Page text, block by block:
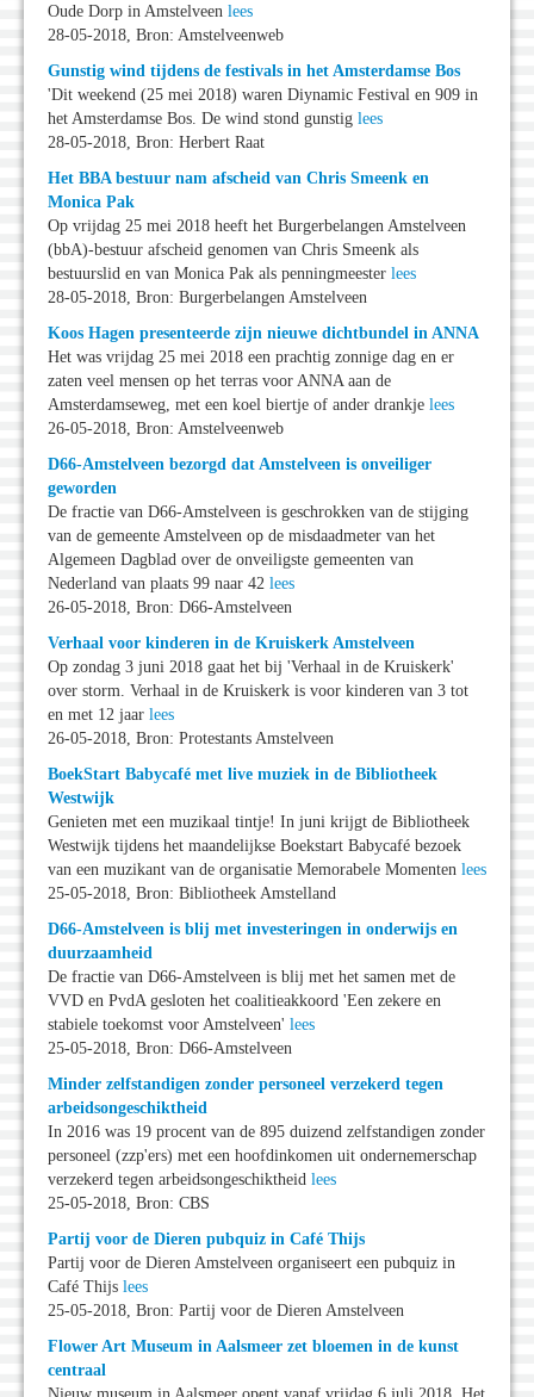
Oude Dorp in Amstelveen lees
28-05-2018, Bron: Amstelveenweb
Gunstig wind tijdens de festivals in het Amsterdamse Bos
'Dit weekend (25 mei 2018) waren Diynamic Festival en 909 in
het Amsterdamse Bos. De wind stond gunstig lees
28-05-2018, Bron: Herbert Raat
Het BBA bestuur nam afscheid van Chris Smeenk en
Monica Pak
Op vrijdag 25 mei 2018 heeft het Burgerbelangen Amstelveen
(bbA)-bestuur afscheid genomen van Chris Smeenk als
bestuurslid en van Monica Pak als penningmeester lees
28-05-2018, Bron: Burgerbelangen Amstelveen
Koos Hagen presenteerde zijn nieuwe dichtbundel in ANNA
Het was vrijdag 25 mei 2018 een prachtig zonnige dag en er
zaten veel mensen op het terras voor ANNA aan de
Amsterdamseweg, met een koel biertje of ander drankje lees
26-05-2018, Bron: Amstelveenweb
D66-Amstelveen bezorgd dat Amstelveen is onveiliger
geworden
De fractie van D66-Amstelveen is geschrokken van de stijging
van de gemeente Amstelveen op de misdaadmeter van het
Algemeen Dagblad over de onveiligste gemeenten van
Nederland van plaats 99 naar 42 lees
26-05-2018, Bron: D66-Amstelveen
Verhaal voor kinderen in de Kruiskerk Amstelveen
Op zondag 3 juni 2018 gaat het bij 'Verhaal in de Kruiskerk'
over storm. Verhaal in de Kruiskerk is voor kinderen van 3 tot
en met 12 jaar lees
26-05-2018, Bron: Protestants Amstelveen
BoekStart Babycafé met live muziek in de Bibliotheek
Westwijk
Genieten met een muzikaal tintje! In juni krijgt de Bibliotheek
Westwijk tijdens het maandelijkse Boekstart Babycafé bezoek
van een muzikant van de organisatie Memorabele Momenten lees
25-05-2018, Bron: Bibliotheek Amstelland
D66-Amstelveen is blij met investeringen in onderwijs en
duurzaamheid
De fractie van D66-Amstelveen is blij met het samen met de
VVD en PvdA gesloten het coalitieakkoord 'Een zekere en
stabiele toekomst voor Amstelveen' lees
25-05-2018, Bron: D66-Amstelveen
Minder zelfstandigen zonder personeel verzekerd tegen
arbeidsongeschiktheid
In 2016 was 19 procent van de 895 duizend zelfstandigen zonder
personeel (zzp'ers) met een hoofdinkomen uit ondernemerschap
verzekerd tegen arbeidsongeschiktheid lees
25-05-2018, Bron: CBS
Partij voor de Dieren pubquiz in Café Thijs
Partij voor de Dieren Amstelveen organiseert een pubquiz in
Café Thijs lees
25-05-2018, Bron: Partij voor de Dieren Amstelveen
Flower Art Museum in Aalsmeer zet bloemen in de kunst
centraal